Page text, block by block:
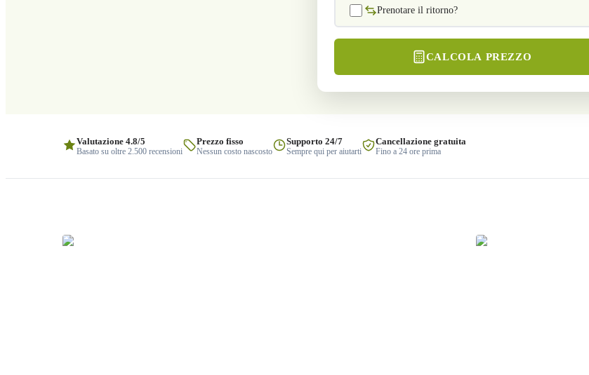
Prenotare il ritorno?
CALCOLA PREZZO
Valutazione 4.8/5
Basato su oltre 2.500 recensioni
Prezzo fisso
Nessun costo nascosto
Supporto 24/7
Sempre qui per aiutarti
Cancellazione gratuita
Fino a 24 ore prima